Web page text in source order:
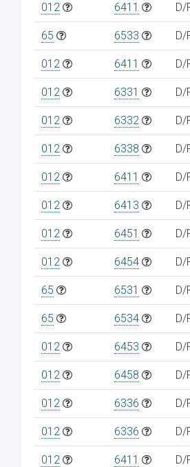
012 6411 D/
65 6533 D/
012 6411 D/
012 6331 D/
012 6332 D/
012 6338 D/
012 6411 D/
012 6413 D/
012 6451 D/
012 6454 D/
65 6531 D/
65 6534 D/
012 6453 D/
012 6458 D/
012 6336 D/
012 6336 D/
012 6411 D/